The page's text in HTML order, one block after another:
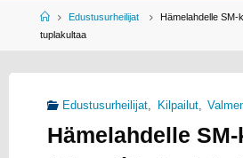
RY
HomeEdustusurheilijat
Hämelahdelle SM-
tuplakultaa
Edustusurheilijat, Kilpailut,
Hämelahdelle